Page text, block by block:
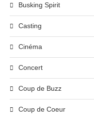
Busking Spirit
Casting
Cinéma
Concert
Coup de Buzz
Coup de Coeur